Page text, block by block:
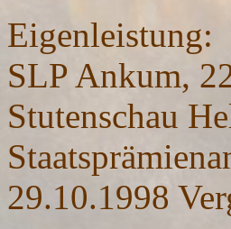
Eigenleistung:
SLP Ankum,
Stutenschau
29.10.1998